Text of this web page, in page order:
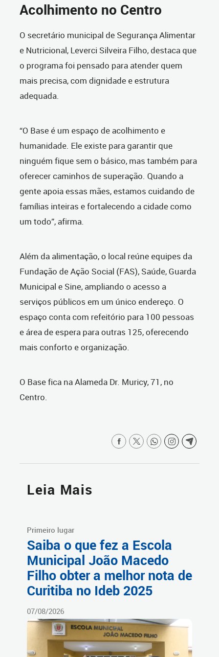
Acolhimento no Centro
O secretário municipal de Segurança Alimentar
e Nutricional, Leverci Silveira Filho, destaca que
o programa foi pensado para atender quem
mais precisa, com dignidade e estrutura
adequada.
“O Base é um espaço de acolhimento e
humanidade. Ele existe para garantir que
ninguém fique sem o básico, mas também para
oferecer caminhos de superação. Quando a
gente apoia essas mães, estamos cuidando de
famílias inteiras e fortalecendo a cidade como
um todo”, afirma.
Além da alimentação, o local reúne equipes da
Fundação de Ação Social (FAS), Saúde, Guarda
Municipal e Sine, ampliando o acesso a
serviços públicos em um único endereço. O
espaço conta com refeitório para 100 pessoas
e área de espera para outras 125, oferecendo
mais conforto e organização.
O Base fica na Alameda Dr. Muricy, 71, no
Centro.
Leia Mais
Primeiro lugar
Saiba o que fez a Escola
Municipal João Macedo
Filho obter a melhor nota de
Curitiba no Ideb 2025
07/08/2026